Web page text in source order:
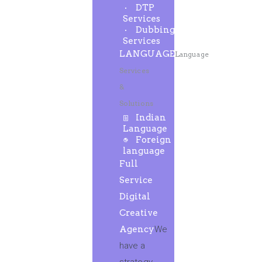
DTP
Services
Dubbing
Services
LANGUAGELanguage
Services
&
Solutions
Indian
Language
Foreign
language
Full
Service
Digital
Creative
AgencyWe
have a